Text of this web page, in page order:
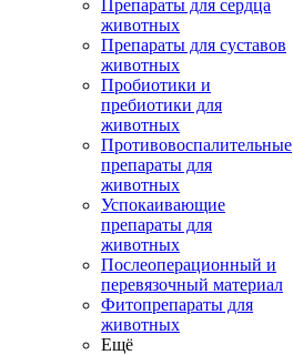
Препараты для сердца
животных
Препараты для суставов
животных
Пробиотики и
пребиотики для
животных
Противовоспалительные
препараты для
животных
Успокаивающие
препараты для
животных
Послеоперационный и
перевязочный материал
Фитопрепараты для
животных
Ещё